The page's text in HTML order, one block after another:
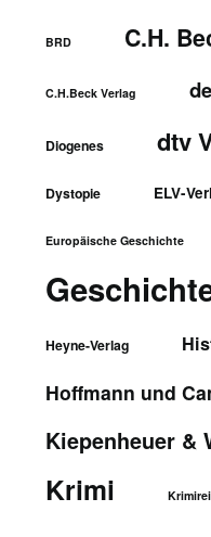
BRD C.H.
C.H.Beck Verlag
Diogenes dtv
Dystopie ELV-
Europäische Geschichte
Heyne-Verlag
Hoffmann und
Kiepenheuer &
Krimi